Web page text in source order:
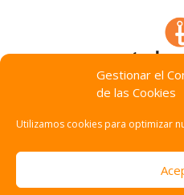
Gestionar el
de las Cookies
Utilizamos cookies para optimizar
Technocracia © 2026.